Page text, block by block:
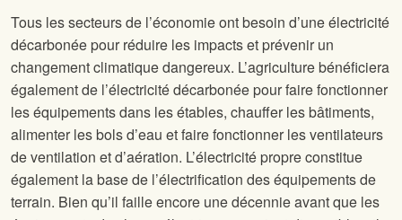
Tous les secteurs de l’économie ont besoin d’une électricité
décarbonée pour réduire les impacts et prévenir un
changement climatique dangereux. L’agriculture bénéficiera
également de l’électricité décarbonée pour faire fonctionner
les équipements dans les étables, chauffer les bâtiments,
alimenter les bols d’eau et faire fonctionner les ventilateurs
de ventilation et d’aération. L’électricité propre constitue
également la base de l’électrification des équipements de
terrain. Bien qu’il faille encore une décennie avant que les